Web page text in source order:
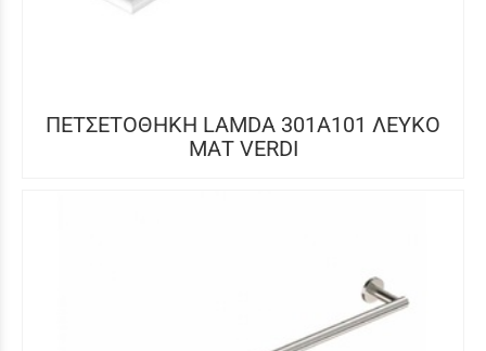
ΠΕΤΣΕΤΟΘΗΚΗ LAMDA 301A101 ΛΕΥΚΟ
ΜΑΤ VERDI